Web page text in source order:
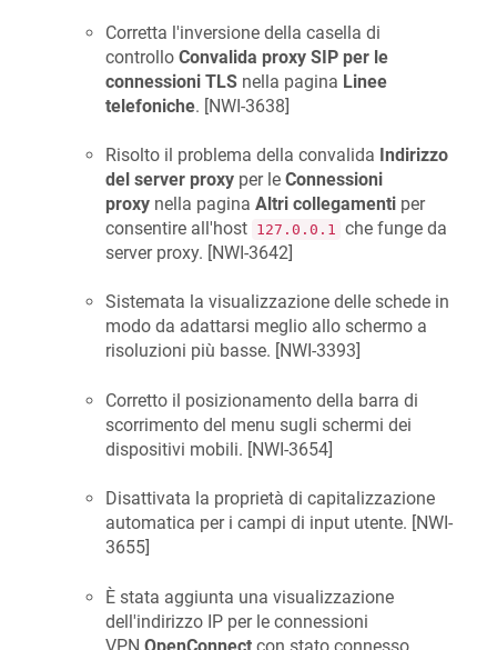
Corretta l'inversione della casella di
controllo Convalida proxy SIP per le
connessioni TLS nella pagina Linee
telefoniche. [NWI-3638]
Risolto il problema della convalida Indirizzo
del server proxy per le Connessioni
proxy nella pagina Altri collegamenti per
consentire all'host 127.0.0.1 che funge da
server proxy. [NWI-3642]
Sistemata la visualizzazione delle schede in
modo da adattarsi meglio allo schermo a
risoluzioni più basse. [NWI-3393]
Corretto il posizionamento della barra di
scorrimento del menu sugli schermi dei
dispositivi mobili. [NWI-3654]
Disattivata la proprietà di capitalizzazione
automatica per i campi di input utente. [NWI-
3655]
È stata aggiunta una visualizzazione
dell'indirizzo IP per le connessioni
VPN OpenConnect con stato connesso.